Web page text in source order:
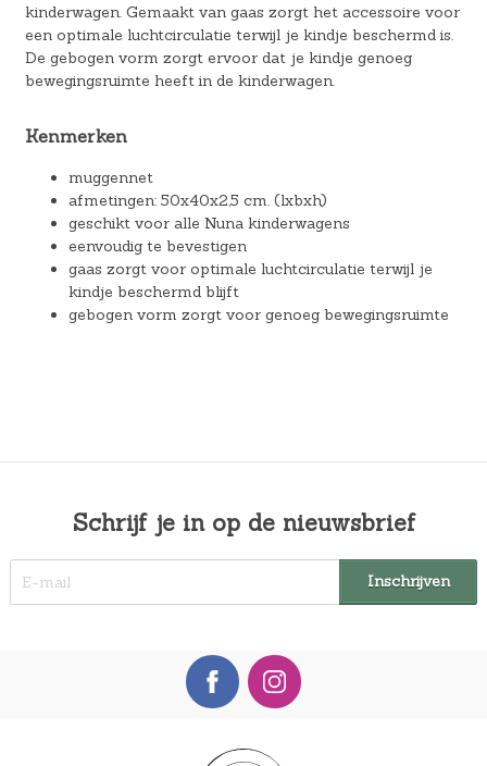
kinderwagen. Gemaakt van gaas zorgt het accessoire voor
een optimale luchtcirculatie terwijl je kindje beschermd is.
De gebogen vorm zorgt ervoor dat je kindje genoeg
bewegingsruimte heeft in de kinderwagen.
Kenmerken
muggennet
afmetingen: 50x40x2,5 cm. (lxbxh)
geschikt voor alle Nuna kinderwagens
eenvoudig te bevestigen
gaas zorgt voor optimale luchtcirculatie terwijl je
kindje beschermd blijft
gebogen vorm zorgt voor genoeg bewegingsruimte
Schrijf je in op de nieuwsbrief